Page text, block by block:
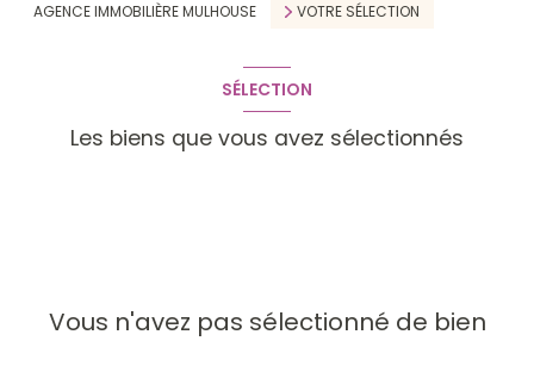
AGENCE IMMOBILIÈRE MULHOUSE VOTRE SÉLECTION
SÉLECTION
Les biens que vous avez sélectionnés
Vous n'avez pas sélectionné de bien